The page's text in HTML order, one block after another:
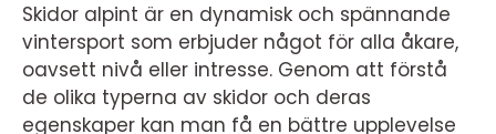
Skidor alpint är en dynamisk och spännande
vintersport som erbjuder något för alla åkare,
oavsett nivå eller intresse. Genom att förstå
de olika typerna av skidor och deras
egenskaper kan man få en bättre upplevelse